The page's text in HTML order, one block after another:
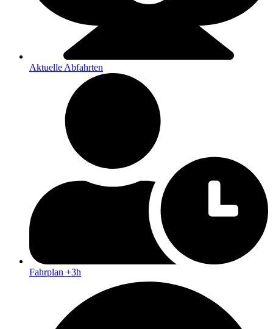
Aktuelle Abfahrten
Fahrplan +3h